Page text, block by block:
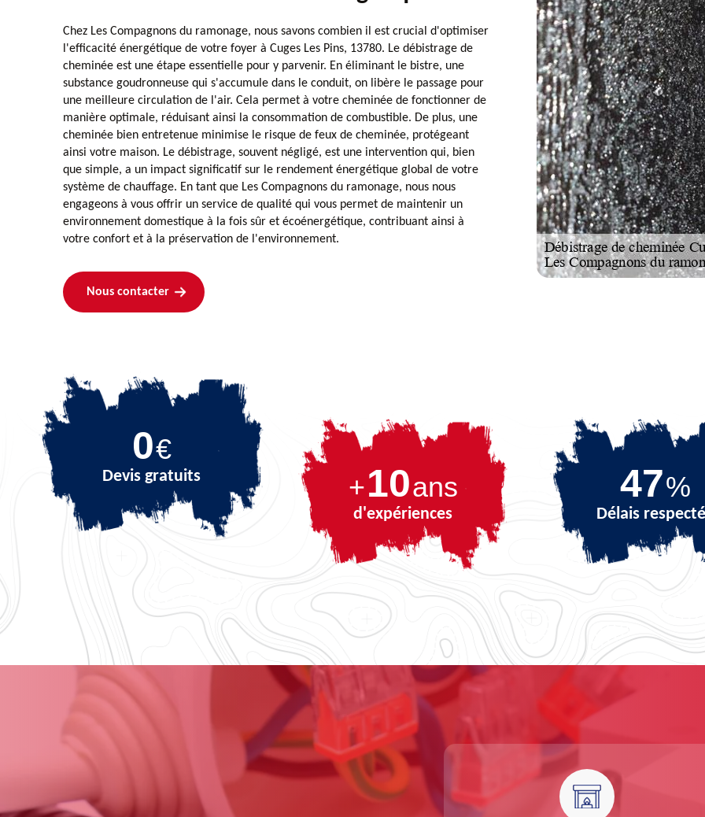
Chez Les Compagnons du ramonage, nous savons combien il est crucial d'optimiser
l'efficacité énergétique de votre foyer à Cuges Les Pins, 13780. Le débistrage de
cheminée est une étape essentielle pour y parvenir. En éliminant le bistre, une
substance goudronneuse qui s'accumule dans le conduit, on libère le passage pour
une meilleure circulation de l'air. Cela permet à votre cheminée de fonctionner de
manière optimale, réduisant ainsi la consommation de combustible. De plus, une
cheminée bien entretenue minimise le risque de feux de cheminée, protégeant
ainsi votre maison. Le débistrage, souvent négligé, est une intervention qui, bien
que simple, a un impact significatif sur le rendement énergétique global de votre
système de chauffage. En tant que Les Compagnons du ramonage, nous nous
engageons à vous offrir un service de qualité qui vous permet de maintenir un
environnement domestique à la fois sûr et écoénergétique, contribuant ainsi à
votre confort et à la préservation de l'environnement.
Nous contacter
0€
Devis gratuits +10ans
d'expériences
68%
Délais